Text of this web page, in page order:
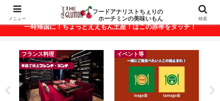
ベトナム・ホーチミンの美味いもんが満載！
一時帰国に！ちょっとええもん土産！はこの赤帯をタッチ！
フランス料理 イベント等
メニュー
フードアナリストちぇりの
ホーチミンの美味いもん
検索